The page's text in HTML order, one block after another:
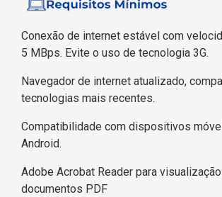
Conexão de internet estável com
5 MBps. Evite o uso de tecnologia 3G.
Navegador de internet atualizado,
tecnologias mais recentes.
Compatibilidade com dispositivos
Android.
Adobe Acrobat Reader para
documentos PDF